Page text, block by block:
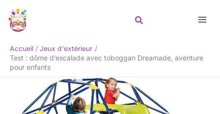
contenu
Accueil
Jeux d'extérieur
Test : dôme d’escalade avec toboggan Dreamade, aventure
pour enfants
Rechercher